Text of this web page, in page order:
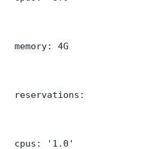
memory: 4G
reservations:
cpus: '1.0'